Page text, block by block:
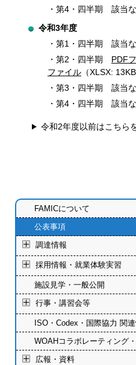
第4・四半期 該当
令和3年度
第1・四半期 該当
第2・四半期 PDF
ファイル （XLSX: 13KB
第3・四半期 該当
第4・四半期 該当
令和2年度以前はこちら
FAMICについて
公表事項
調達情報
採用情報・就業体験実習
施設見学・一般公開
行事・講習会等
ISO・Codex・国際協力 関
WOAHコラボレーティング
広報・資料